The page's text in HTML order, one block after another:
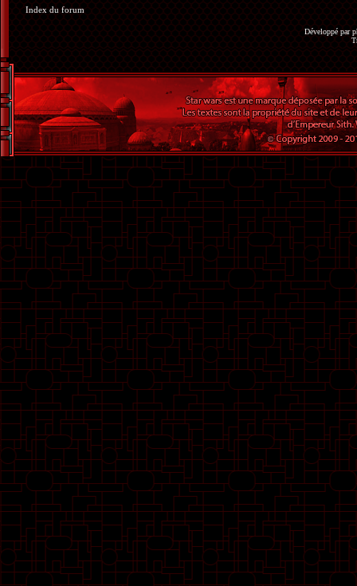
Index du forum
Développé par